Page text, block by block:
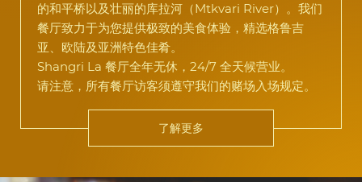
的和平桥以及壮丽的库拉河（Mtkvari River）。我们
餐厅致力于为您提供极致的美食体验，精选格鲁吉
亚、欧陆及亚洲特色佳肴。
Shangri La 餐厅全年无休，24/7 全天候营业。
请注意，所有餐厅访客须遵守我们的赌场入场规定。
了解更多